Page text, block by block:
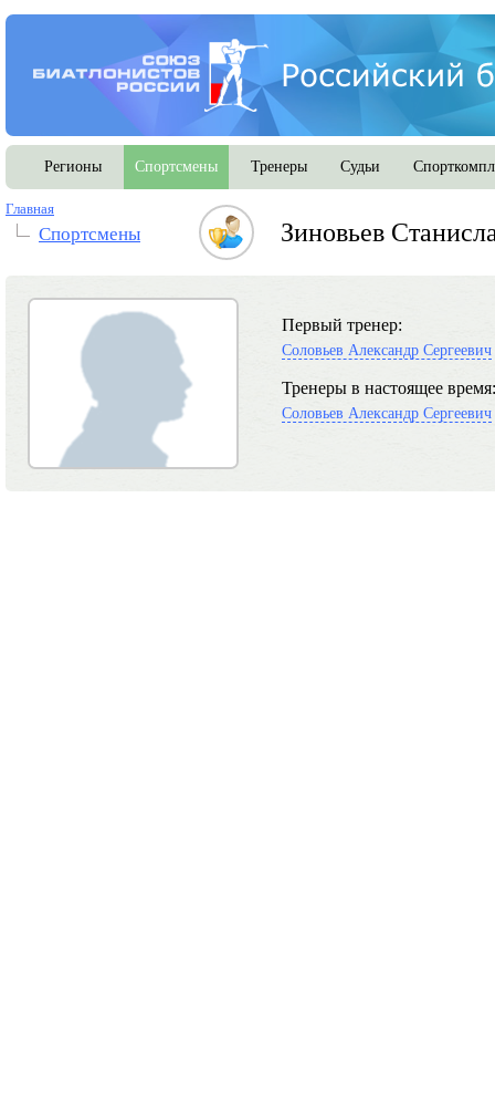
Регионы Спортсмены Тренеры Судьи
Главная
Спортсмены Зиновьев
Первый тренер:
Соловьев Александр Сергеевич
Тренеры в настоящее время:
Соловьев Александр Сергеевич